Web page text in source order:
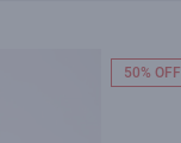
50% OFF